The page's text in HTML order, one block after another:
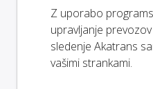
Z uporabo
upravljanje
sledenje Akatrans
vašimi strankami.